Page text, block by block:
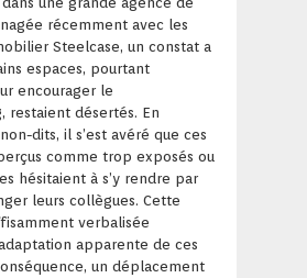
récemment avec les
Steelcase, un constat a
espaces, pourtant
encourager le
restaient désertés. En
dits, il s’est avéré que ces
comme trop exposés ou
hésitaient à s’y rendre par
leurs collègues. Cette
verbalisée
apparente de ces
un déplacement